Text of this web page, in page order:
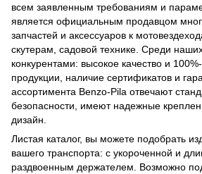
всем заявленным требованиям и
является официальным продавцом
запчастей и аксессуаров к
скутерам, садовой технике. Среди
конкурентами: высокое качество и
продукции, наличие сертификатов и
ассортимента Benzo-Pila отвечают
безопасности, имеют надежные
дизайн.
Листая каталог, вы можете подобрать
вашего транспорта: с укороченной и
раздвоенным держателем. Возможно